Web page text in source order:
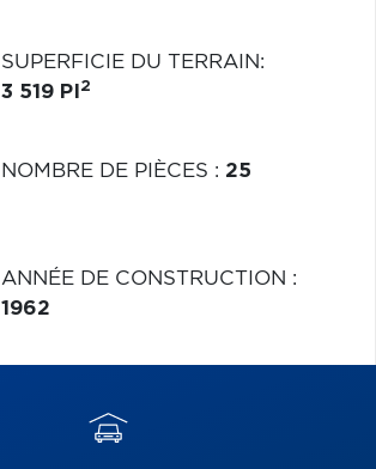
SUPERFICIE DU TERRAIN:
3 519 PI 2
NOMBRE DE PIÈCES : 25
ANNÉE DE CONSTRUCTION :
1962